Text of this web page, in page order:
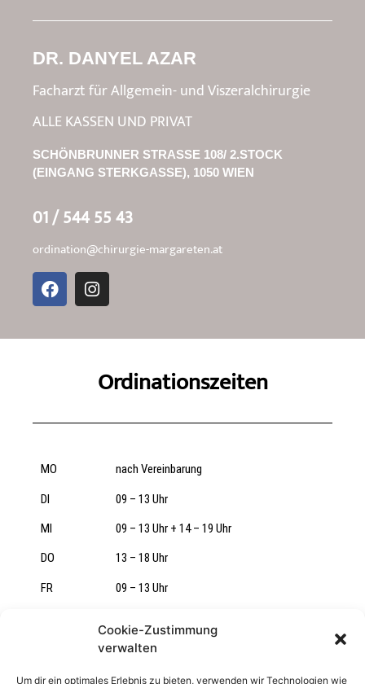
Cookie-Zustimmung
verwalten
Um dir ein optimales Erlebnis zu bieten, verwenden wir Technologien wie
DR. DANYEL AZAR
Facharzt für Allgemein- und Viszeralchirurgie
ALLE KASSEN UND PRIVAT
SCHÖNBRUNNER STRASSE 108/ 2.STOCK
(EINGANG STERKGASSE), 1050 WIEN
01 / 544 55 43
ordination@chirurgie-margareten.at
Ordinationszeiten
MO
DI
MI
DO
FR
nach Vereinbarung
09 – 13 Uhr
09 – 13 Uhr + 14 – 19 Uhr
13 – 18 Uhr
09 – 13 Uhr